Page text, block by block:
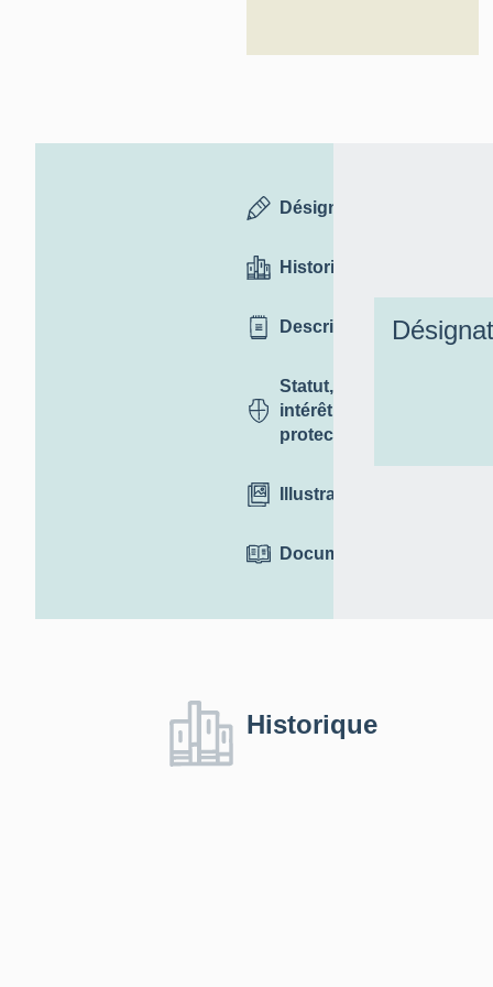
Désignation
Historique
Description
Statut,
intérêt et
protection
Illustrations
Documentation
Historique